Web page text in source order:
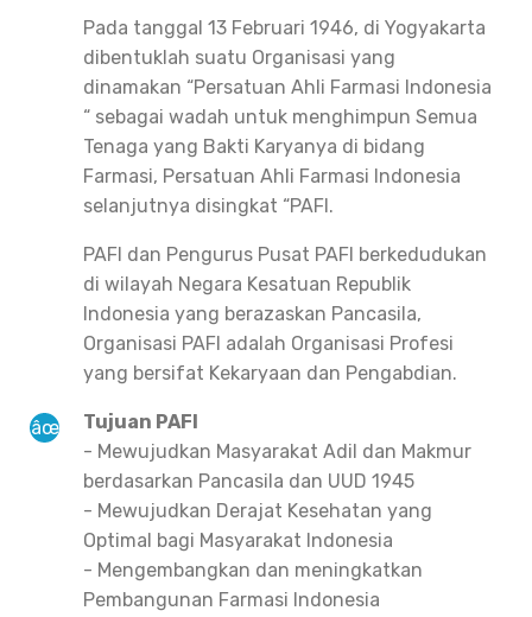
Pada tanggal 13 Februari 1946, di Yogyakarta
dibentuklah suatu Organisasi yang
dinamakan “Persatuan Ahli Farmasi Indonesia
“ sebagai wadah untuk menghimpun Semua
Tenaga yang Bakti Karyanya di bidang
Farmasi, Persatuan Ahli Farmasi Indonesia
selanjutnya disingkat “PAFI.
PAFI dan Pengurus Pusat PAFI berkedudukan
di wilayah Negara Kesatuan Republik
Indonesia yang berazaskan Pancasila,
Organisasi PAFI adalah Organisasi Profesi
yang bersifat Kekaryaan dan Pengabdian.
Tujuan PAFI
- Mewujudkan Masyarakat Adil dan Makmur
berdasarkan Pancasila dan UUD 1945
- Mewujudkan Derajat Kesehatan yang
Optimal bagi Masyarakat Indonesia
- Mengembangkan dan meningkatkan
Pembangunan Farmasi Indonesia